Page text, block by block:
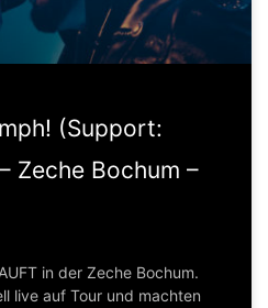
(Support:
Zeche Bochum –
in der Zeche Bochum.
live auf Tour und machten